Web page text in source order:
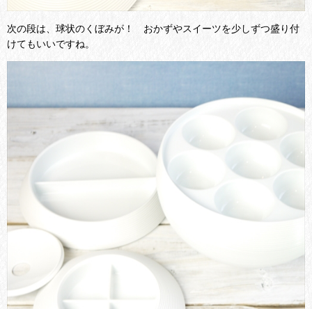
次の段は、球状のくぼみが！ おかずやスイーツを少しずつ盛り付
けてもいいですね。